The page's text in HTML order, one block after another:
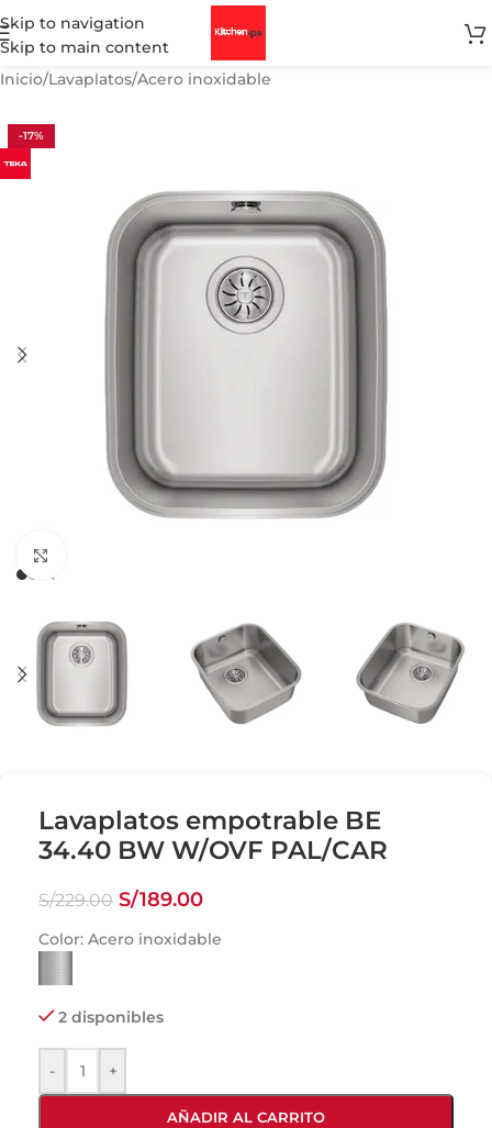
Skip to navigation
Skip to main content
Inicio/Lavaplatos/Acero inoxidable
-17%
Lavaplatos empotrable BE
34.40 BW W/OVF PAL/CAR
S/229.00 S/189.00
Color: Acero inoxidable
2 disponibles
- +
AÑADIR AL CARRITO